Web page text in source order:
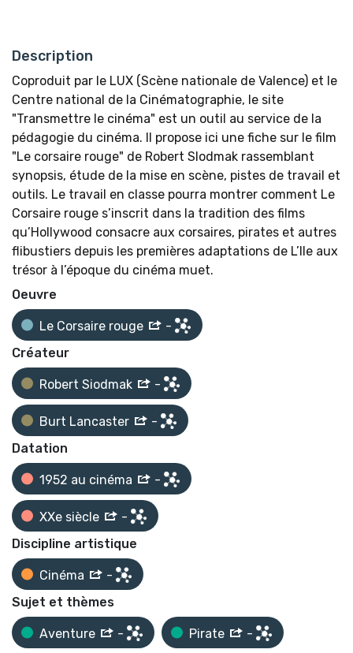
Description
Coproduit par le LUX (Scène nationale de Valence) et le
Centre national de la Cinématographie, le site
"Transmettre le cinéma" est un outil au service de la
pédagogie du cinéma. Il propose ici une fiche sur le film
"Le corsaire rouge" de Robert SIodmak rassemblant
synopsis, étude de la mise en scène, pistes de travail et
outils. Le travail en classe pourra montrer comment Le
Corsaire rouge s’inscrit dans la tradition des films
qu’Hollywood consacre aux corsaires, pirates et autres
flibustiers depuis les premières adaptations de L’Ile aux
trésor à l’époque du cinéma muet.
Oeuvre
Le Corsaire rouge
-
Créateur
Robert Siodmak -
Burt Lancaster
-
Datation
1952 au cinéma -
XXe siècle
-
Discipline artistique
Cinéma
-
Sujet et thèmes
Aventure - Pirate -